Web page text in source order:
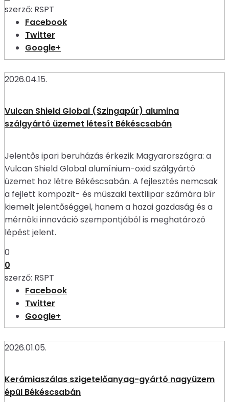
szerző: RSPT
Facebook
Twitter
Google+
2026.04.15.
Vulcan Shield Global (Szingapúr) alumina
szálgyártó üzemet létesít Békéscsabán
Jelentős ipari beruházás érkezik Magyarországra: a
Vulcan Shield Global alumínium-oxid szálgyártó
üzemet hoz létre Békéscsabán. A fejlesztés nemcsak
a fejlett kompozit- és műszaki textilipar számára bír
kiemelt jelentőséggel, hanem a hazai gazdaság és a
mérnöki innováció szempontjából is meghatározó
lépést jelent.
0
0
szerző: RSPT
Facebook
Twitter
Google+
2026.01.05.
Kerámiaszálas szigetelőanyag-gyártó nagyüzem
épül Békéscsabán